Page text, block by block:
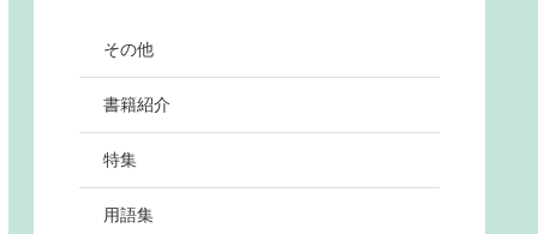
その他
書籍紹介
特集
用語集